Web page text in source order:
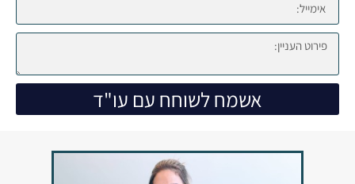
אשמח לשוחח עם עו"ד